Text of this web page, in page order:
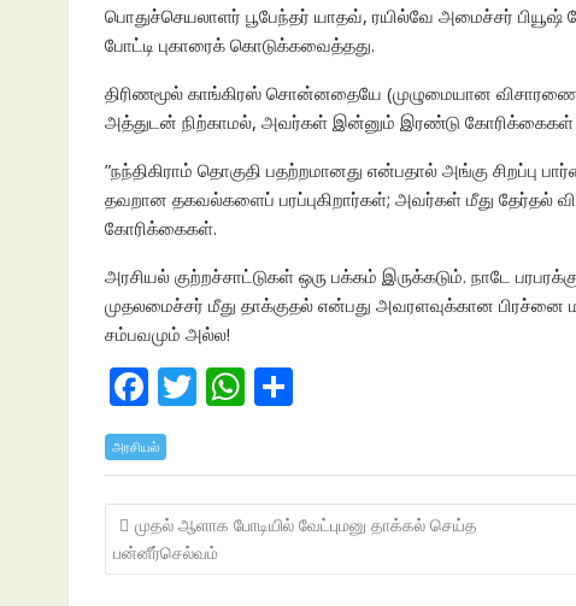
பொதுச்செயலாளர் பூபேந்தர் யாதவ், ரயில்வே அமைச்சர்
போட்டி புகாரைக் கொடுக்கவைத்தது.
திரிணமூல் காங்கிரஸ் சொன்னதையே (முழுமையான
அத்துடன் நிற்காமல், அவர்கள் இன்னும் இரண்டு கோரிக்கைகள்
”நந்திகிராம் தொகுதி பதற்றமானது என்பதால் அங்கு
தவறான தகவல்களைப் பரப்புகிறார்கள்; அவர்கள் மீது தேர்தல்
கோரிக்கைகள்.
அரசியல் குற்றச்சாட்டுகள் ஒரு பக்கம் இருக்கடும். நாடே
முதலமைச்சர் மீது தாக்குதல் என்பது அவரளவுக்கான பிரச்னை
சம்பவமும் அல்ல!
F
ac
e
b
o
o
T
itt
er
W
at
s
A
p
ar
e
அரசியல்
Post
navigation
முதல் ஆளாக போடியில் வேட்புமனு தாக்கல் செய்த
பன்னீர்செல்வம்